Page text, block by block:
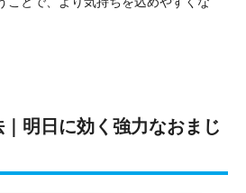
明日に効く強力なおまじ